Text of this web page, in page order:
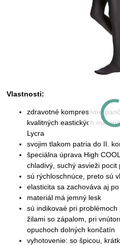
Vlastnosti:
zdravotné kompresívne
kvalitných eastických
Lycra
svojim tlakom patria do II.
špeciálna úprava High
chladivý, suchý asvieži
sú rýchloschnúce, preto sú
elasticita sa zachováva aj
materiál má jemný lesk
sú indikovaé pri
žilami so zápalom, pri
opuchoch dolných končatín
vyhotovenie: so špicou,